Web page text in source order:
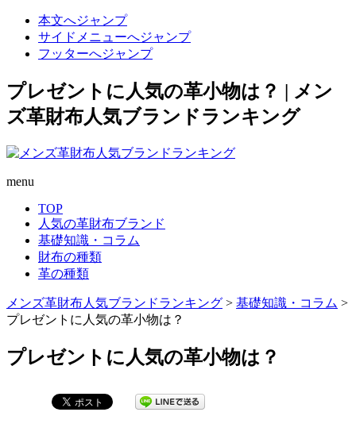
本文へジャンプ
サイドメニューへジャンプ
フッターへジャンプ
プレゼントに人気の革小物は？ | メン
ズ革財布人気ブランドランキング
menu
TOP
人気の革財布ブランド
基礎知識・コラム
財布の種類
革の種類
メンズ革財布人気ブランドランキング > 基礎知識・コラム >
プレゼントに人気の革小物は？
プレゼントに人気の革小物は？